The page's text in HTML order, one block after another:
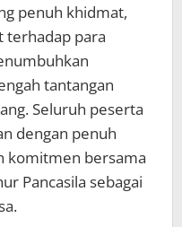
penuh khidmat,
terhadap para
tantangan
Seluruh peserta
dengan penuh
komitmen bersama
Pancasila sebagai